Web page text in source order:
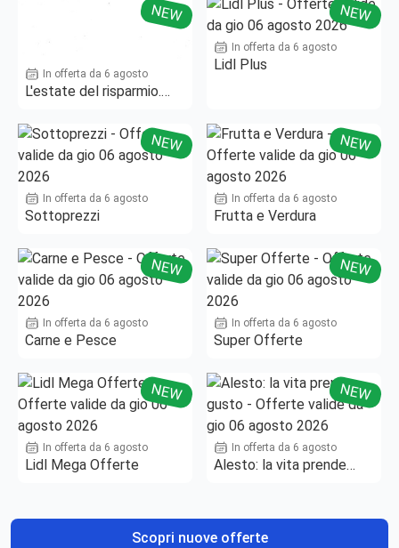
NEW
In offerta da 6 agosto
L'estate del risparmio.
NEW
In offerta da 6 agosto
Lidl Plus
NEW
In offerta da 6 agosto
Sottoprezzi
NEW
In offerta da 6 agosto
Frutta e Verdura
NEW
In offerta da 6 agosto
Carne e Pesce
NEW
In offerta da 6 agosto
Super Offerte
NEW
In offerta da 6 agosto
Lidl Mega Offerte
NEW
In offerta da 6 agosto
Alesto: la vita prende
Scopri nuove offerte